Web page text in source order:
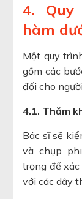
4.
hàm
Một quy
gồm các
đối cho
4.1. Thăm
Bác sĩ sẽ
và chụp
trọng để
với các dây